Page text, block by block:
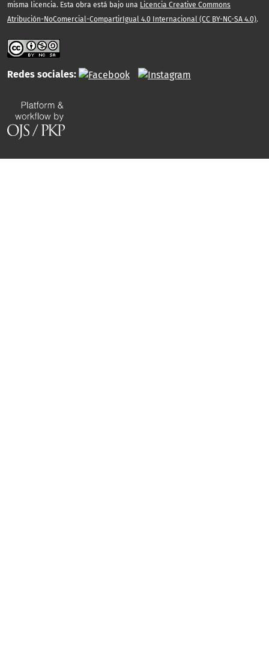
misma licencia. Esta obra está bajo una Licencia Creative Commons
Atribución-NoComercial-CompartirIgual 4.0 Internacional (CC BY-NC-SA 4.0).
Redes sociales: